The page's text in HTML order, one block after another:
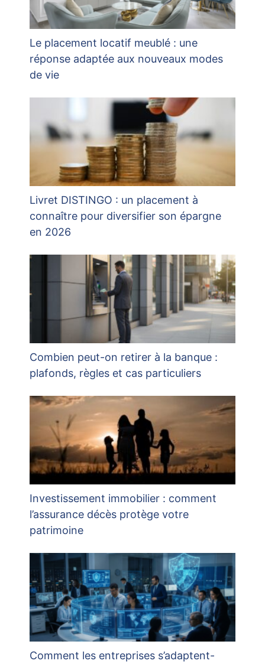
Le placement locatif meublé : une
réponse adaptée aux nouveaux modes
de vie
Livret DISTINGO : un placement à
connaître pour diversifier son épargne
en 2026
Combien peut-on retirer à la banque :
plafonds, règles et cas particuliers
Investissement immobilier : comment
l’assurance décès protège votre
patrimoine
Comment les entreprises s’adaptent-